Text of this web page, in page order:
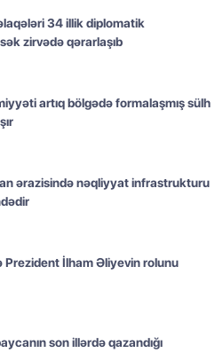
34 illik diplomatik
zirvədə qərarlaşıb
artıq bölgədə formalaşmış sülh
ərazisində nəqliyyat infrastrukturu
Prezident İlham Əliyevin rolunu
son illərdə qazandığı